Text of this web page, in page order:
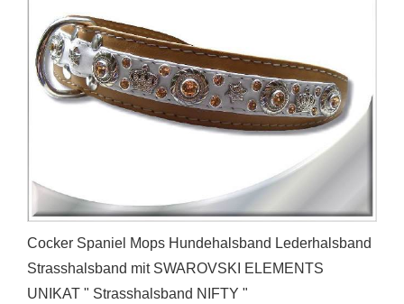
Cocker Spaniel Mops Hundehalsband Lederhalsband
Strasshalsband mit SWAROVSKI ELEMENTS
UNIKAT " Strasshalsband NIFTY "